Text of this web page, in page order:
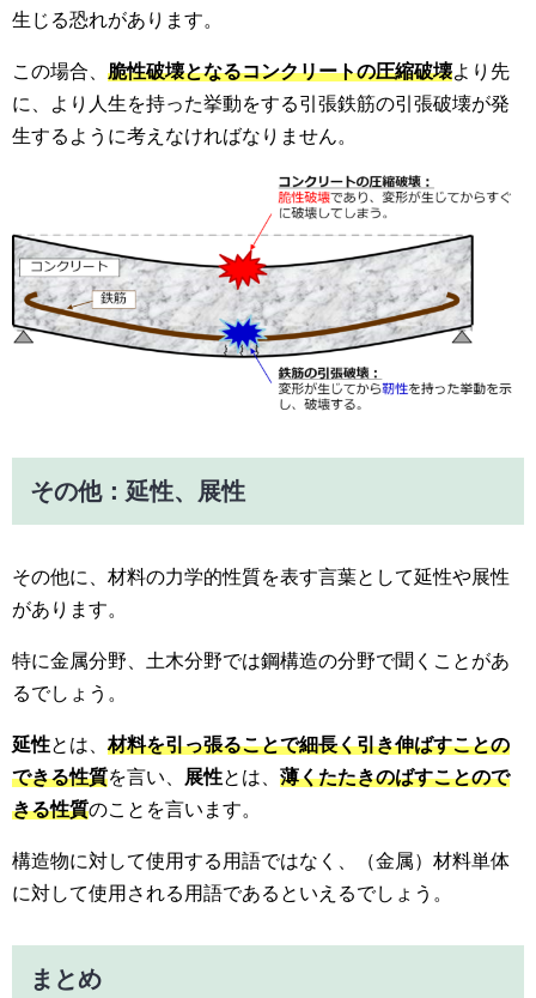
生じる恐れがあります。
この場合、 脆性破壊となるコンクリートの圧縮破壊より先
に、より人生を持った挙動をする引張鉄筋の引張破壊が発
生するように考えなければなりません。
その他：延性、展性
その他に、材料の力学的性質を表す言葉として延性や展性
があります。
特に金属分野、土木分野では鋼構造の分野で聞くことがあ
るでしょう。
延性とは、材料を引っ張ることで細長く引き伸ばすことの
できる性質を言い、 展性とは、 薄くたたきのばすことので
きる性質のことを言います。
構造物に対して使用する用語ではなく、（金属）材料単体
に対して使用される用語であるといえるでしょう。
まとめ